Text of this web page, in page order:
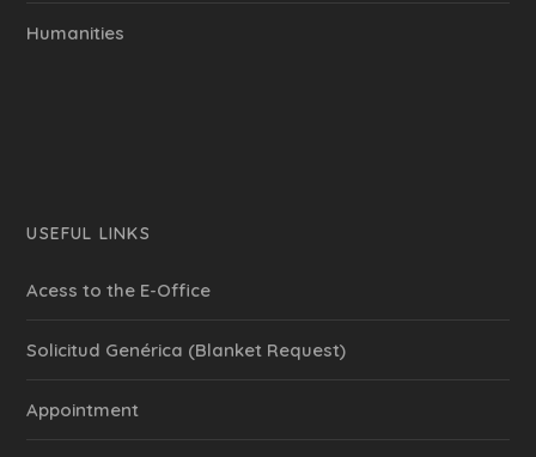
Humanities
USEFUL LINKS
Acess to the E-Office
Solicitud Genérica (Blanket Request)
Appointment